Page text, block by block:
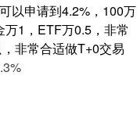
以申请到4.2%，100万
1，ETF万0.5，非常
非常合适做T+0交易